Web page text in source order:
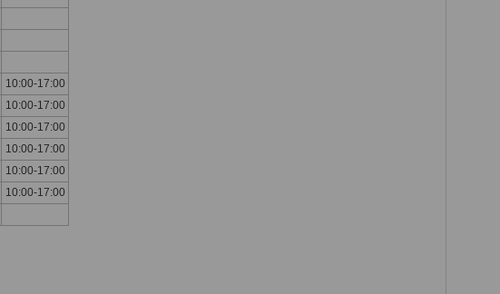
10:00-17:00
10:00-17:00
10:00-17:00
10:00-17:00
10:00-17:00
10:00-17:00